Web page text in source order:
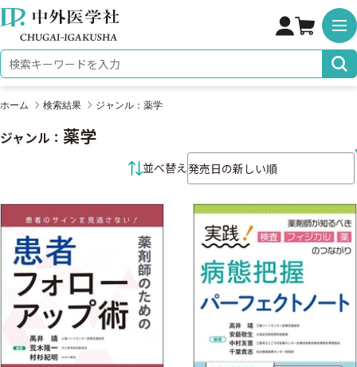
株式会社 中外医学社
検索キーワード
ホーム 検索結果 ジャンル：薬学
ジャンル： 薬学
並べ替え並べ替え条件